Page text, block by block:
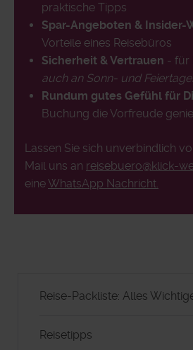
praktische Tipps
Spar-Angeboten & Insider-
Vorteile eines Reisebüros
Sicherheit & Vertrauen - für
auch an Sonn- und
Rundum gutes Gefühl für
Buchung die Vorfreude
Lassen Sie sich unverbindlich
Mail uns an reisebuero@klick-
eineWhatsApp Nachricht.
Reise-Packliste: Alles
Reisetipps